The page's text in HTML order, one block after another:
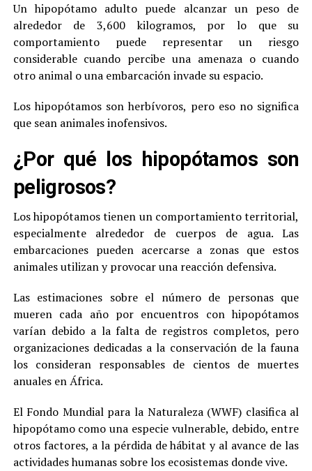
Un hipopótamo adulto puede alcanzar un peso de
alrededor de 3,600 kilogramos, por lo que su
comportamiento puede representar un riesgo
considerable cuando percibe una amenaza o cuando
otro animal o una embarcación invade su espacio.
Los hipopótamos son herbívoros, pero eso no significa
que sean animales inofensivos.
¿Por qué los hipopótamos son
peligrosos?
Los hipopótamos tienen un comportamiento territorial,
especialmente alrededor de cuerpos de agua. Las
embarcaciones pueden acercarse a zonas que estos
animales utilizan y provocar una reacción defensiva.
Las estimaciones sobre el número de personas que
mueren cada año por encuentros con hipopótamos
varían debido a la falta de registros completos, pero
organizaciones dedicadas a la conservación de la fauna
los consideran responsables de cientos de muertes
anuales en África.
El Fondo Mundial para la Naturaleza (WWF) clasifica al
hipopótamo como una especie vulnerable, debido, entre
otros factores, a la pérdida de hábitat y al avance de las
actividades humanas sobre los ecosistemas donde vive.